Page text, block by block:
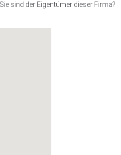
sind der Eigentümer dieser Firma?